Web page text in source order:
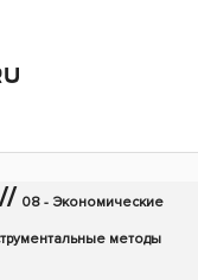
// 08 - Экономические
методы